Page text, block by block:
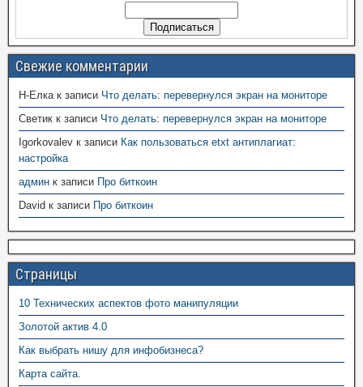
Свежие комментарии
Н-Елкак записи Что делать: перевернулся экран на мониторе
Светик к записи Что делать: перевернулся экран на мониторе
Igorkovalev к записи Как пользоваться etxt антиплагиат:
настройка
админ к записи Про биткоин
David к записи Про биткоин
Страницы
10 Технических аспектов фото манипуляции
Золотой актив 4.0
Как выбрать нишу для инфобизнеса?
Карта сайта.